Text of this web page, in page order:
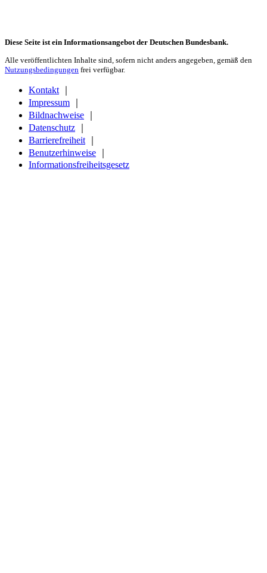
Diese Seite ist ein Informationsangebot der Deutschen Bundesbank.
Alle veröffentlichten Inhalte sind, sofern nicht anders angegeben, gemäß den
Nutzungsbedingungen frei verfügbar.
Kontakt
Impressum
Bildnachweise
Datenschutz
Barrierefreiheit
Benutzerhinweise
Informationsfreiheitsgesetz